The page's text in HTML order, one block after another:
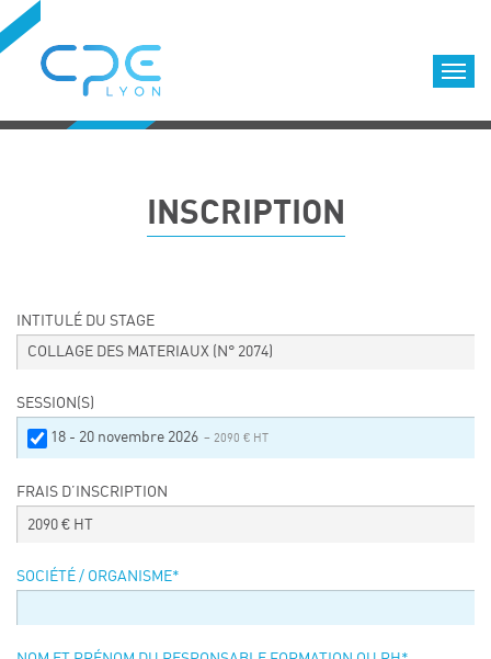
Formations diplômantes
Equipe
Nous choisir
LOCATION DE SALLES DE FORMATION
Nos clients
Événements
sustainability – September 15 and 16, 2026
Contacts
INSCRIPTION
INTITULÉ DU STAGE
COLLAGE DES MATERIAUX (N° 2074)
SESSION(S)
18 - 20 novembre 2026 – 2090 € HT
FRAIS D’INSCRIPTION
2090 € HT
SOCIÉTÉ / ORGANISME*
Cookies management panel